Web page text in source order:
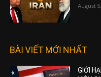
August
BÀI VIẾT MỚI NHẤT
GIỚI